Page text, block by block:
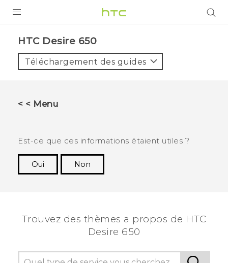
VIVE
SUPPORT
Appareils HTC & Accessoires
HTC Desire 650‎
Téléchargement des guides
< < Menu
Est-ce que ces informations étaient utiles ?
Oui
Non
Trouvez des thèmes a propos de HTC
Desire 650